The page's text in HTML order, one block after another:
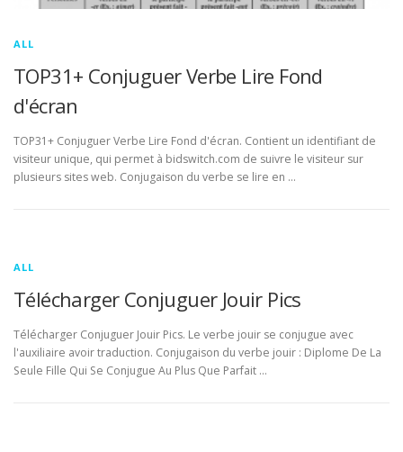
ALL
TOP31+ Conjuguer Verbe Lire Fond
d'écran
TOP31+ Conjuguer Verbe Lire Fond d'écran. Contient un identifiant de
visiteur unique, qui permet à bidswitch.com de suivre le visiteur sur
plusieurs sites web. Conjugaison du verbe se lire en …
ALL
Télécharger Conjuguer Jouir Pics
Télécharger Conjuguer Jouir Pics. Le verbe jouir se conjugue avec
l'auxiliaire avoir traduction. Conjugaison du verbe jouir : Diplome De La
Seule Fille Qui Se Conjugue Au Plus Que Parfait …